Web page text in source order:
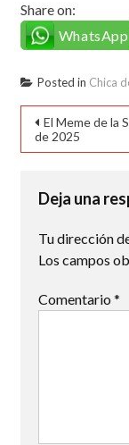
Share on:
WhatsApp
Posted in Chica
de
entradas
El Meme de la
de 2025
Deja una
Tu dirección
Los campos
Comentario *